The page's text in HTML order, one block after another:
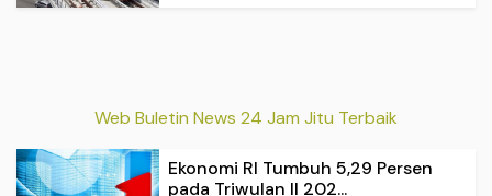
Web Buletin News 24 Jam Jitu Terbaik
Ekonomi RI Tumbuh 5,29 Persen
pada Triwulan II 202...